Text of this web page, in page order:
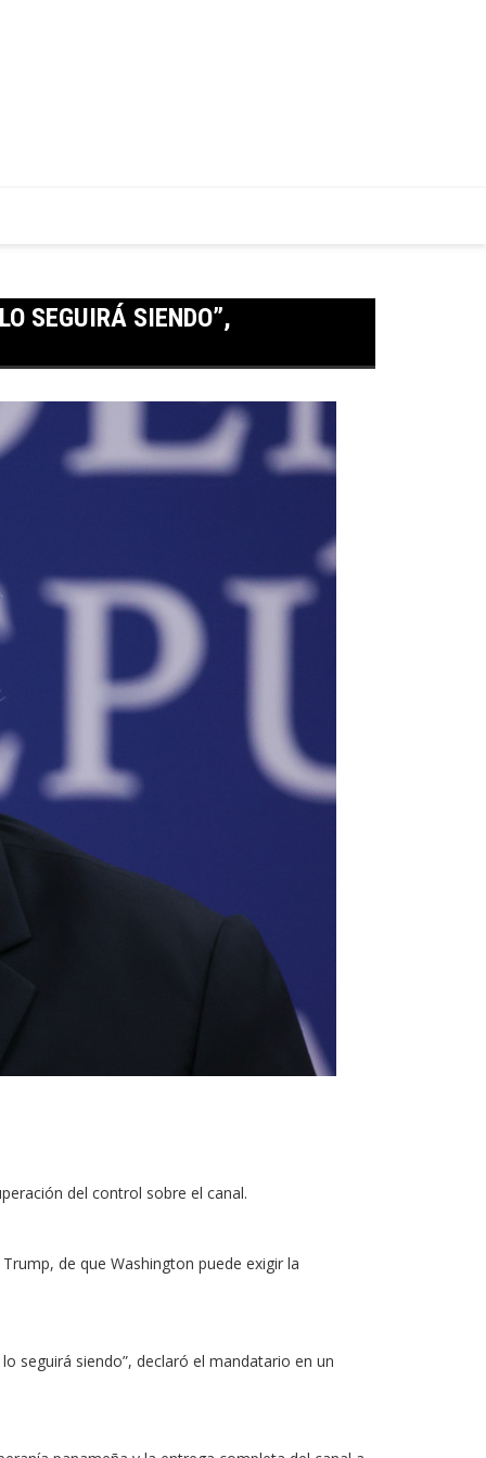
SEGUIRÁ SIENDO”,
del control sobre el canal.
de que Washington puede exigir la
seguirá siendo”, declaró el mandatario en un